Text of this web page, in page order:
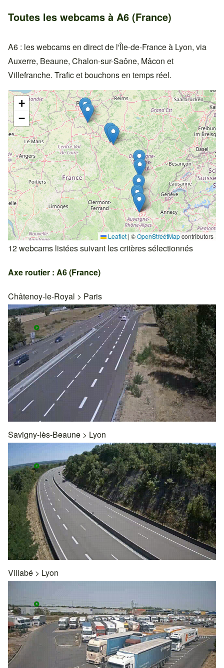
Toutes les webcams à A6 (France)
A6 : les webcams en direct de l'Île-de-France à Lyon, via
Auxerre, Beaune, Chalon-sur-Saône, Mâcon et
Villefranche. Trafic et bouchons en temps réel.
+
−
Leaflet | ©OpenStreetMapcontributors
12 webcams listées suivant les critères sélectionnés
Axe routier : A6 (France)
Châtenoy-le-Royal > Paris
Savigny-lès-Beaune > Lyon
Villabé > Lyon